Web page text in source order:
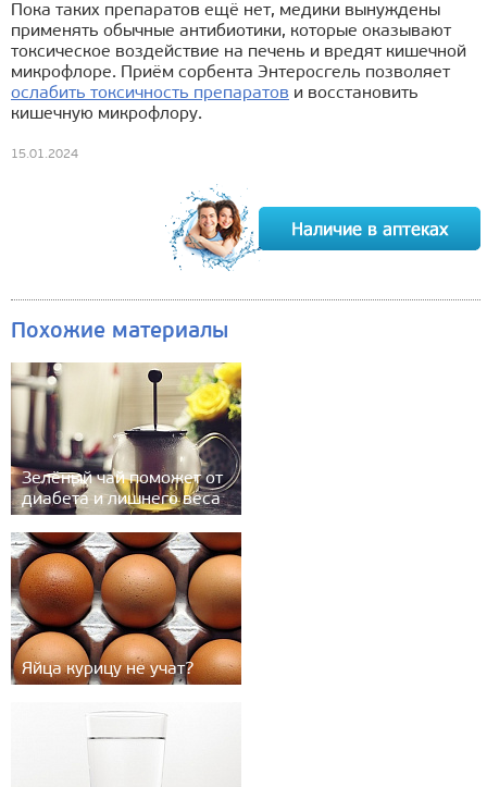
Пока таких препаратов ещё нет, медики вынуждены
применять обычные антибиотики, которые оказывают
токсическое воздействие на печень и вредят кишечной
микрофлоре. Приём сорбента Энтеросгель позволяет
ослабить токсичность препаратов и восстановить
кишечную микрофлору.
15.01.2024
Похожие материалы
Зелёный чай поможет от
диабета и лишнего веса
Яйца курицу не учат?